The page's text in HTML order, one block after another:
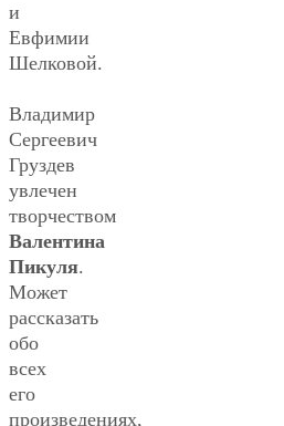
и
Евфимии
Шелковой.
Владимир
Сергеевич
Груздев
увлечен
творчеством
Валентина
Пикуля.
Может
рассказать
обо
всех
его
произведениях,